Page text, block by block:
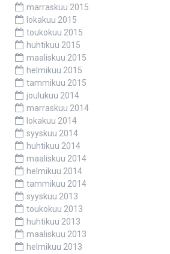
marraskuu 2015
lokakuu 2015
toukokuu 2015
huhtikuu 2015
maaliskuu 2015
helmikuu 2015
tammikuu 2015
joulukuu 2014
marraskuu 2014
lokakuu 2014
syyskuu 2014
huhtikuu 2014
maaliskuu 2014
helmikuu 2014
tammikuu 2014
syyskuu 2013
toukokuu 2013
huhtikuu 2013
maaliskuu 2013
helmikuu 2013